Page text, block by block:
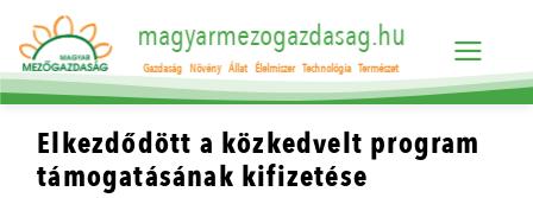
magyarmezogazdasag.hu
Gazdaság Növény Állat Élelmiszer Technológia Természet
Elkezdődött a közkedvelt program
támogatásának kifizetése